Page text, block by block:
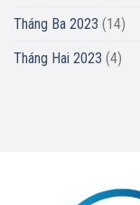
Tháng Ba 2023 (14)
Tháng Hai 2023 (4)